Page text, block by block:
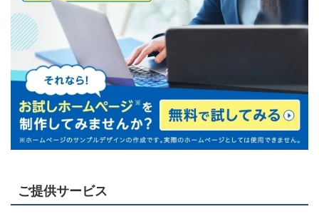
ご提供サービス